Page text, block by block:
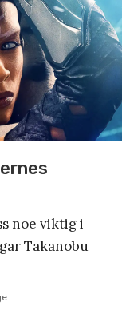
noe viktig i
Takanobu